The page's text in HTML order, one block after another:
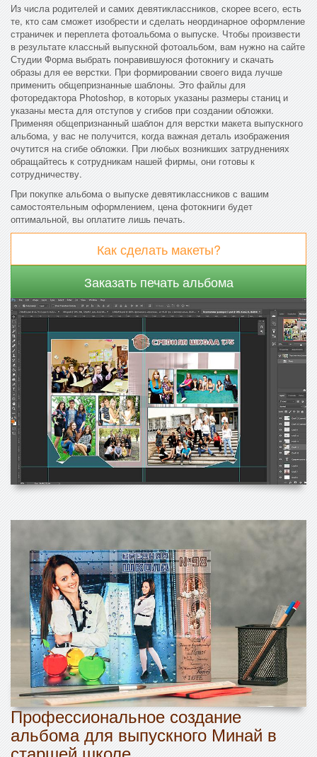
Из числа родителей и самих девятиклассников, скорее всего, есть
те, кто сам сможет изобрести и сделать неординарное оформление
страничек и переплета фотоальбома о выпуске. Чтобы произвести
в результате классный выпускной фотоальбом, вам нужно на сайте
Студии Форма выбрать понравившуюся фотокнигу и скачать
образы для ее верстки. При формировании своего вида лучше
применить общепризнанные шаблоны. Это файлы для
фоторедактора Photoshop, в которых указаны размеры станиц и
указаны места для отступов у сгибов при создании обложки.
Применяя общепризнанный шаблон для верстки макета выпускного
альбома, у вас не получится, когда важная деталь изображения
очутится на сгибе обложки. При любых возникших затруднениях
обращайтесь к сотрудникам нашей фирмы, они готовы к
сотрудничеству.
При покупке альбома о выпуске девятиклассников с вашим
самостоятельным оформлением, цена фотокниги будет
оптимальной, вы оплатите лишь печать.
Как сделать макеты?
Заказать печать альбома
Профессиональное создание
альбома для выпускного Минай в